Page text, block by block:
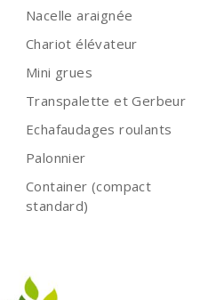
Nacelle araignée
Chariot élévateur
Mini grues
Transpalette et Gerbeur
Echafaudages roulants
Palonnier
Container (compact
standard)